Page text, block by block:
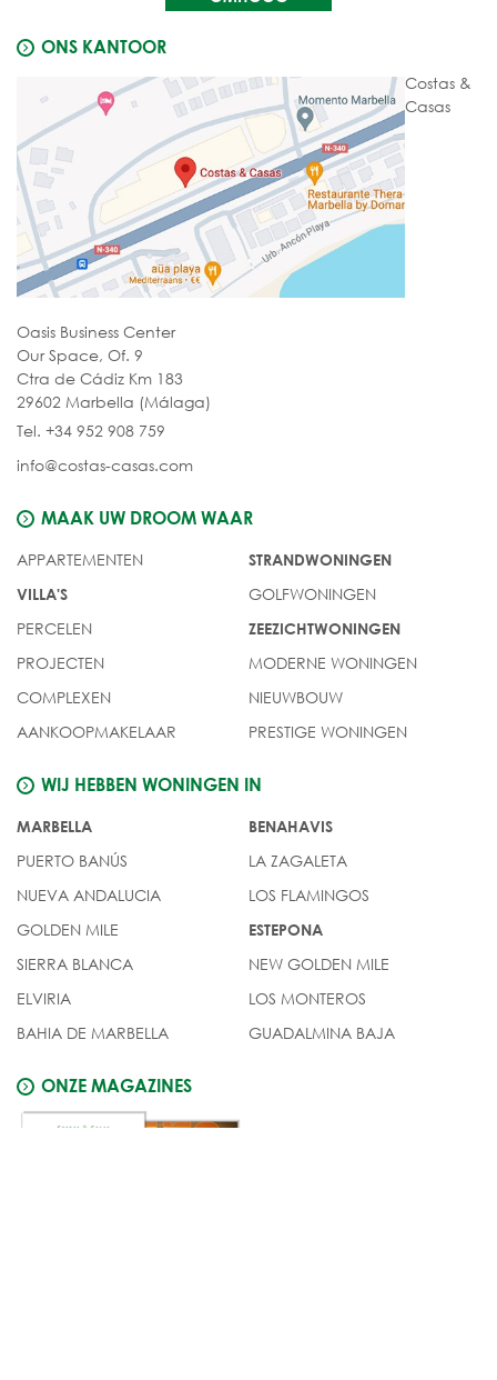
ONS KANTOOR
Costas &
Casas
Oasis Business Center
Our Space, Of. 9
Ctra de Cádiz Km 183
29602 Marbella (Málaga)
Tel. +34 952 908 759
info@costas-casas.com
MAAK UW DROOM WAAR
APPARTEMENTEN
VILLA'S
PERCELEN
PROJECTEN
COMPLEXEN
AANKOOPMAKELAAR
STRANDWONINGEN
GOLFWONINGEN
ZEEZICHTWONINGEN
MODERNE WONINGEN
NIEUWBOUW
PRESTIGE WONINGEN
WIJ HEBBEN WONINGEN IN
MARBELLA
PUERTO BANÚS
NUEVA ANDALUCIA
GOLDEN MILE
SIERRA BLANCA
ELVIRIA
BAHIA DE MARBELLA
BENAHAVIS
LA ZAGALETA
LOS FLAMINGOS
ESTEPONA
NEW GOLDEN MILE
LOS MONTEROS
GUADALMINA BAJA
ONZE MAGAZINES